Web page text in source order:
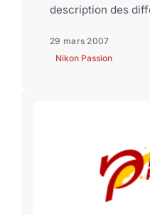
description des
29 mars 2007
Nikon Passion